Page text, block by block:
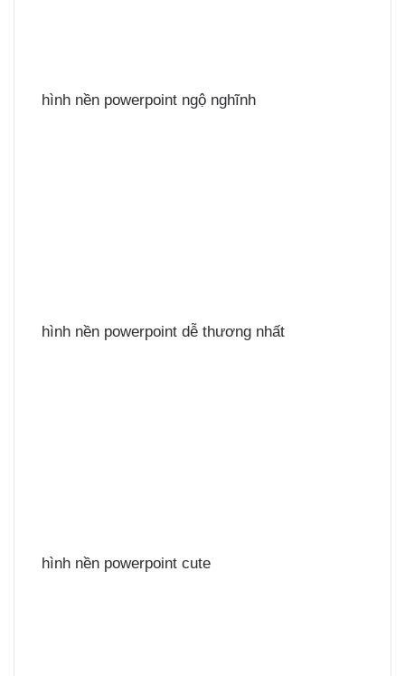
hình nền powerpoint ngộ nghĩnh
hình nền powerpoint dễ thương nhất
hình nền powerpoint cute